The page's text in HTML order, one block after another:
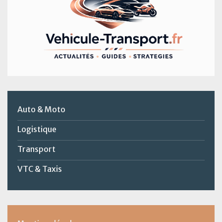
Auto & Moto
Logistique
Transport
VTC & Taxis